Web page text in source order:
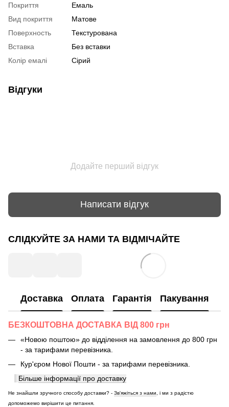
Покриття
Емаль
Вид покриття
Матове
Поверхность
Текстурована
Вставка
Без вставки
Колір емалі
Сірий
Відгуки
Додайте перший відгук
Написати відгук
СЛІДКУЙТЕ ЗА НАМИ ТА ВІДМІЧАЙТЕ
Доставка Оплата Гарантія Пакування
БЕЗКОШТОВНА ДОСТАВКА ВІД 800 грн
«Новою поштою» до відділення на замовлення до 800 грн
- за тарифами перевізника.
Кур'єром Нової Пошти - за тарифами перевізника.
Більше інформації про доставку
Не знайшли зручного способу доставки? - Зв'яжіться з нами, і ми з радістю
допоможемо вирішити це питання.